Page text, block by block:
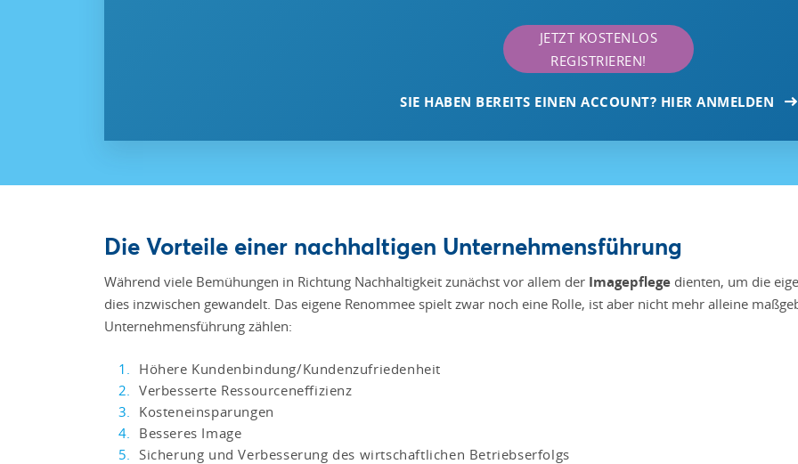
JETZT KOSTENLOS
REGISTRIEREN!
SIE HABEN BEREITS EINEN ACCOUNT? HIER ANMELDEN
Die Vorteile einer nachhaltigen Unternehmensführung
Während viele Bemühungen in Richtung Nachhaltigkeit zunächst vor allem der Imagepflege dienten, um die
dies inzwischen gewandelt. Das eigene Renommee spielt zwar noch eine Rolle, ist aber nicht mehr alleine
Unternehmensführung zählen:
Höhere Kundenbindung/Kundenzufriedenheit
Verbesserte Ressourceneffizienz
Kosteneinsparungen
Besseres Image
Sicherung und Verbesserung des wirtschaftlichen Betriebserfolgs